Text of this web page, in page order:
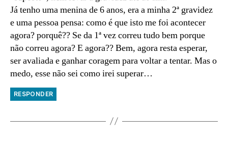
Já tenho uma menina de 6 anos, era a minha 2ª gravidez
e uma pessoa pensa: como é que isto me foi acontecer
agora? porquê?? Se da 1ª vez correu tudo bem porque
não correu agora? E agora?? Bem, agora resta esperar,
ser avaliada e ganhar coragem para voltar a tentar. Mas o
medo, esse não sei como irei superar…
RESPONDER